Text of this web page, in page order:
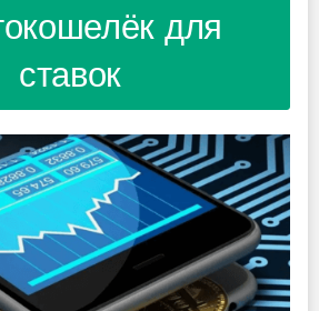
для
ставок